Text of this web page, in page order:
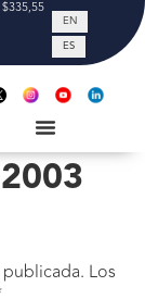
Tasa de
EN
ES
Los